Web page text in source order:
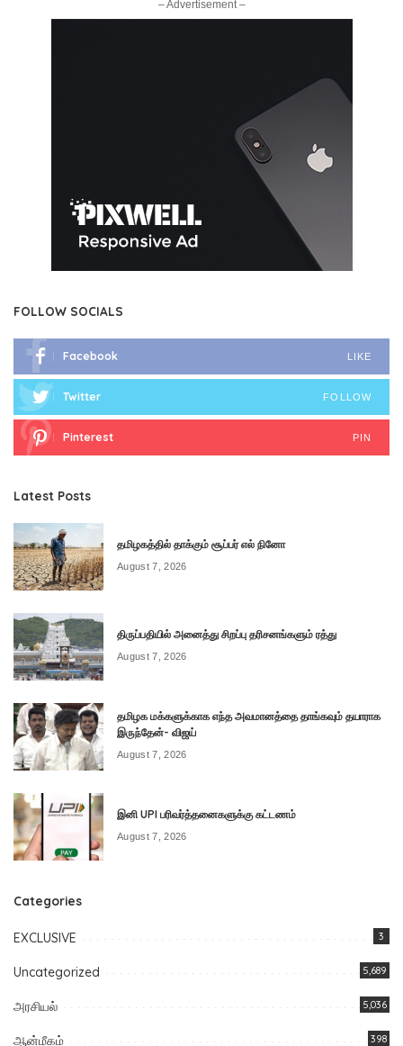
– Advertisement –
FOLLOW SOCIALS
Facebook LIKE
Twitter FOLLOW
Pinterest PIN
Latest Posts
தமிழகத்தில் தாக்கும் சூப்பர் எல் நினோ
August 7, 2026
திருப்பதியில் அனைத்து சிறப்பு தரிசனங்களும் ரத்து
August 7, 2026
தமிழக மக்களுக்காக எந்த அவமானத்தை தாங்கவும் தயாராக
இருந்தேன்- விஜய்
August 7, 2026
இனி UPI பரிவர்த்தனைகளுக்கு கட்டணம்
August 7, 2026
Categories
EXCLUSIVE 3
Uncategorized 5,689
அரசியல் 5,036
ஆன்மீகம் 398